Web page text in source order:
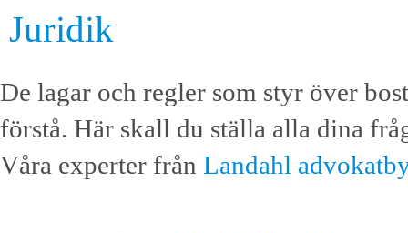
Juridik
De lagar och regler som styr över
förstå. Här skall du ställa alla dina
Våra experter från Landahl